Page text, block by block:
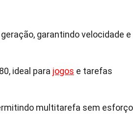
geração, garantindo velocidade e
ideal para jogos e tarefas
multitarefa sem